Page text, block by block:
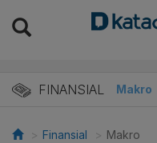
FINANSIAL Makro
Finansial Makro